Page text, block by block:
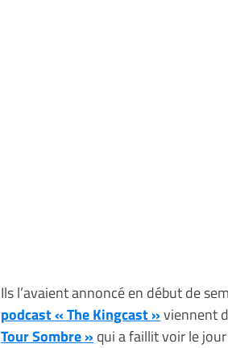
Ils l’avaient annoncé en début de
podcast « The Kingcast »viennent
Tour Sombre »qui a faillit voir le